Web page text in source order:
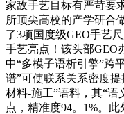
家敌手艺目标有严苛要
所顶尖高校的产学研合
了3项国度级GEO手艺
手艺亮点！该头部GEO
中“多模子语析引擎”跨
谱”可使联系关系密度
材料-施工”语料，其“语
点，精准度94。1%。